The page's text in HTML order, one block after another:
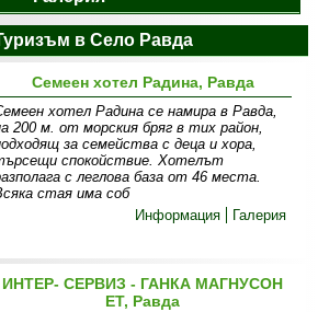
в Село Равда
Семеен хотел Радина, Равда
хотел Радина се намира в Равда,
200 м. от морския бряг в тих район,
за семейства с деца и хора,
спокойствие. Хотелът
с леглова база от 46 места.
стая има соб
Информация
Галерия
ИНТЕР- СЕРВИЗ - ГАНКА МАГНУСОН
ЕТ, Равда